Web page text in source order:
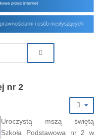
nr 2
Uroczystą mszą świętą
Szkoła Podstawowa nr 2 w